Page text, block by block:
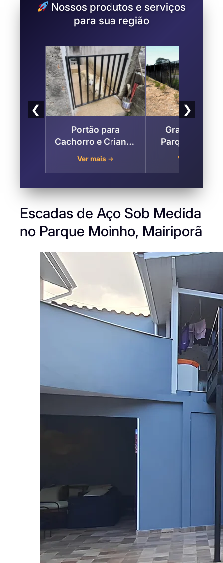
Nossos produtos e serviços
para sua região
❮
Portão para
Cachorro e Criança
no Parque Moinho,
Mairiporã
Ver mais →
Gradil de
Parque
Ver mais →
❯
Escadas de Aço Sob Medida
no Parque Moinho, Mairiporã